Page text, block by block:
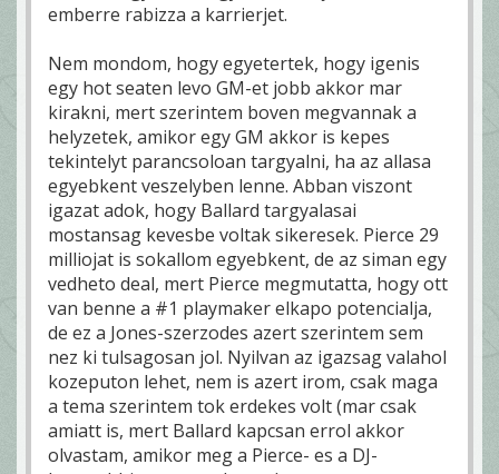
emberre rabizza a karrierjet.
Nem mondom, hogy egyetertek, hogy igenis
egy hot seaten levo GM-et jobb akkor mar
kirakni, mert szerintem boven megvannak a
helyzetek, amikor egy GM akkor is kepes
tekintelyt parancsoloan targyalni, ha az allasa
egyebkent veszelyben lenne. Abban viszont
igazat adok, hogy Ballard targyalasai
mostansag kevesbe voltak sikeresek. Pierce 29
milliojat is sokallom egyebkent, de az siman egy
vedheto deal, mert Pierce megmutatta, hogy ott
van benne a #1 playmaker elkapo potencialja,
de ez a Jones-szerzodes azert szerintem sem
nez ki tulsagosan jol. Nyilvan az igazsag valahol
kozeputon lehet, nem is azert irom, csak maga
a tema szerintem tok erdekes volt (mar csak
amiatt is, mert Ballard kapcsan errol akkor
olvastam, amikor meg a Pierce- es a DJ-